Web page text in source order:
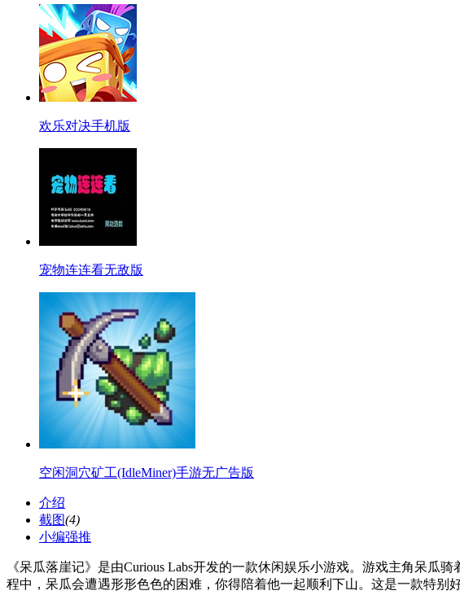
欢乐对决手机版
宠物连连看无敌版
空闲洞穴矿工(IdleMiner)手游无广告版
介绍
截图(4)
小编强推
《呆瓜落崖记》是由Curious Labs开发的一款休闲娱乐小游戏。游戏主角呆
程中，呆瓜会遭遇形形色色的困难，你得陪着他一起顺利下山。这是一款特别